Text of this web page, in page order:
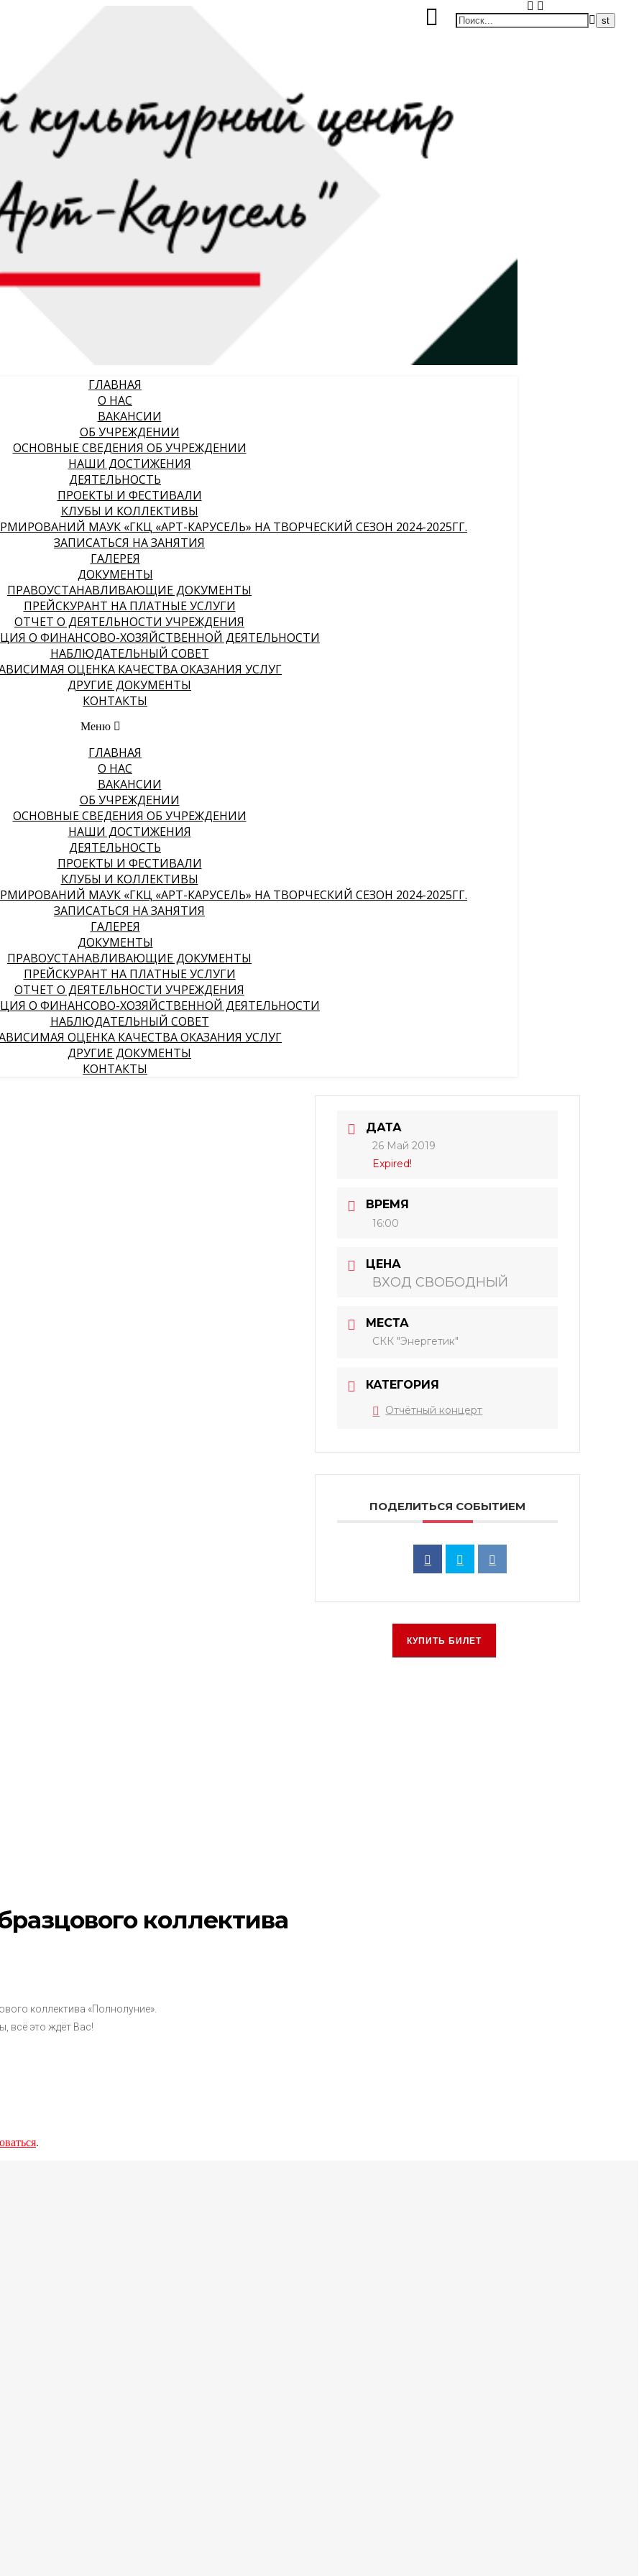
ГЛАВНАЯ
О НАС
ВАКАНСИИ
ОБ УЧРЕЖДЕНИИ
ОСНОВНЫЕ СВЕДЕНИЯ ОБ УЧРЕЖДЕНИИ
НАШИ ДОСТИЖЕНИЯ
ДЕЯТЕЛЬНОСТЬ
ПРОЕКТЫ И ФЕСТИВАЛИ
КЛУБЫ И КОЛЛЕКТИВЫ
МАУК «ГКЦ «АРТ-КАРУСЕЛЬ» НА ТВОРЧЕСКИЙ СЕЗОН 2024-2025ГГ.
ЗАПИСАТЬСЯ НА ЗАНЯТИЯ
ГАЛЕРЕЯ
ДОКУМЕНТЫ
ПРАВОУСТАНАВЛИВАЮЩИЕ ДОКУМЕНТЫ
ПРЕЙСКУРАНТ НА ПЛАТНЫЕ УСЛУГИ
ОТЧЕТ О ДЕЯТЕЛЬНОСТИ УЧРЕЖДЕНИЯ
О ФИНАНСОВО-ХОЗЯЙСТВЕННОЙ ДЕЯТЕЛЬНОСТИ
НАБЛЮДАТЕЛЬНЫЙ СОВЕТ
ОЦЕНКА КАЧЕСТВА ОКАЗАНИЯ УСЛУГ
ДРУГИЕ ДОКУМЕНТЫ
КОНТАКТЫ
Меню
ГЛАВНАЯ
О НАС
ВАКАНСИИ
ОБ УЧРЕЖДЕНИИ
ОСНОВНЫЕ СВЕДЕНИЯ ОБ УЧРЕЖДЕНИИ
НАШИ ДОСТИЖЕНИЯ
ДЕЯТЕЛЬНОСТЬ
ПРОЕКТЫ И ФЕСТИВАЛИ
КЛУБЫ И КОЛЛЕКТИВЫ
МАУК «ГКЦ «АРТ-КАРУСЕЛЬ» НА ТВОРЧЕСКИЙ СЕЗОН 2024-2025ГГ.
ЗАПИСАТЬСЯ НА ЗАНЯТИЯ
ГАЛЕРЕЯ
ДОКУМЕНТЫ
ПРАВОУСТАНАВЛИВАЮЩИЕ ДОКУМЕНТЫ
ПРЕЙСКУРАНТ НА ПЛАТНЫЕ УСЛУГИ
ОТЧЕТ О ДЕЯТЕЛЬНОСТИ УЧРЕЖДЕНИЯ
О ФИНАНСОВО-ХОЗЯЙСТВЕННОЙ ДЕЯТЕЛЬНОСТИ
НАБЛЮДАТЕЛЬНЫЙ СОВЕТ
ОЦЕНКА КАЧЕСТВА ОКАЗАНИЯ УСЛУГ
ДРУГИЕ ДОКУМЕНТЫ
КОНТАКТЫ
коллектива
коллектива «Полнолуние».
всё это ждёт Вас!
ДАТА
26 Май 2019
Expired!
ВРЕМЯ
16:00
ЦЕНА
ВХОД СВОБОДНЫЙ
МЕСТА
СКК "Энергетик"
КАТЕГОРИЯ
Отчётный концерт
ПОДЕЛИТЬСЯ СОБЫТИЕМ
КУПИТЬ БИЛЕТ
.